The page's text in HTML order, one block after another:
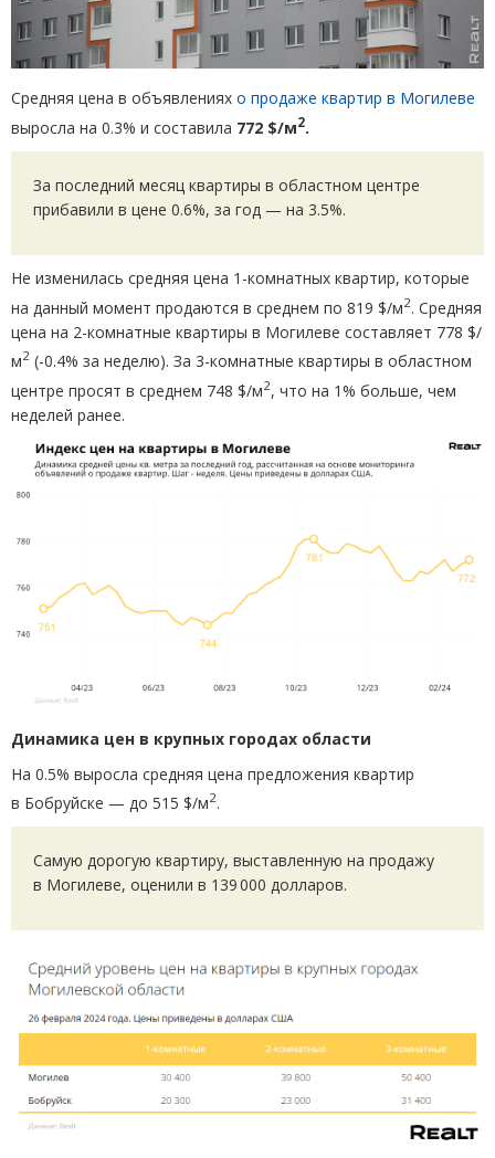
Средняя цена в объявлениях о продаже квартир в Могилеве
выросла на 0.3% и составила 772 $/м2.
За последний месяц квартиры в областном центре
прибавили в цене 0.6%, за год — на 3.5%.
Не изменилась средняя цена 1-комнатных квартир, которые
на данный момент продаются в среднем по 819 $/м2. Средняя
цена на 2-комнатные квартиры в Могилеве составляет 778 $/
м2 (-0.4% за неделю). За 3-комнатные квартиры в областном
центре просят в среднем 748 $/м2, что на 1% больше, чем
неделей ранее.
Динамика цен в крупных городах области
На 0.5% выросла средняя цена предложения квартир
в Бобруйске — до 515 $/м2.
Самую дорогую квартиру, выставленную на продажу
в Могилеве, оценили в 139 000 долларов.